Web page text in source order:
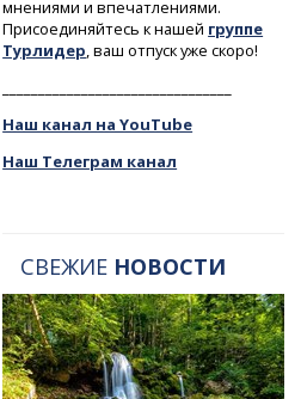
мнениями и впечатлениями.
Присоединяйтесь к нашей группе
Турлидер, ваш отпуск уже скоро!
Наш канал на YouTube
Наш Телеграм канал
СВЕЖИЕ НОВОСТИ